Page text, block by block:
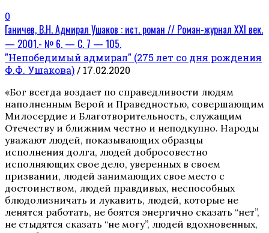
0
Ганичев, В.Н. Адмирал Ушаков : ист. роман // Роман-журнал XXI век.
— 2001.- № 6. — С. 7 — 105.
"Непобедимый адмирал" (275 лет со дня рождения
Ф.Ф. Ушакова)/ 17.02.2020
«Бог всегда воздает по справедливости людям
наполненным Верой и Праведностью, совершающим
Милосердие и Благотворительность, служащим
Отечеству и ближним честно и неподкупно. Народы
уважают людей, показывающих образцы
исполнения долга, людей добросовестно
исполняющих свое дело, уверенных в своем
призвании, людей занимающих свое место с
достоинством, людей правдивых, неспособных
блюдолизничать и лукавить, людей, которые не
ленятся работать, не боятся энергично сказать “нет”,
не стыдятся сказать “не могу”, людей вдохновенных,